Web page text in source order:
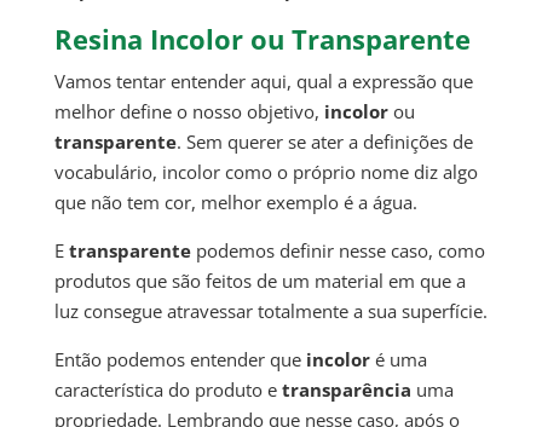
Resina Incolor ou Transparente
Vamos tentar entender aqui, qual a expressão que
melhor define o nosso objetivo, incolorou
transparente. Sem querer se ater a definições de
vocabulário, incolor como o próprio nome diz algo
que não tem cor, melhor exemplo é a água.
E transparentepodemos definir nesse caso, como
produtos que são feitos de um material em que a
luz consegue atravessar totalmente a sua superfície.
Então podemos entender queincoloré uma
característica do produto e transparência uma
propriedade. Lembrando que nesse caso, após o